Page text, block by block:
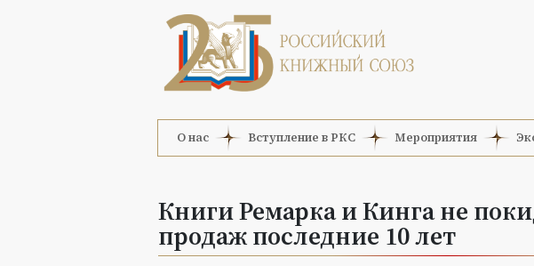
О нас Вступление в РКС Мероприятия
Книги Ремарка и Кинга не
продаж последние 10 лет